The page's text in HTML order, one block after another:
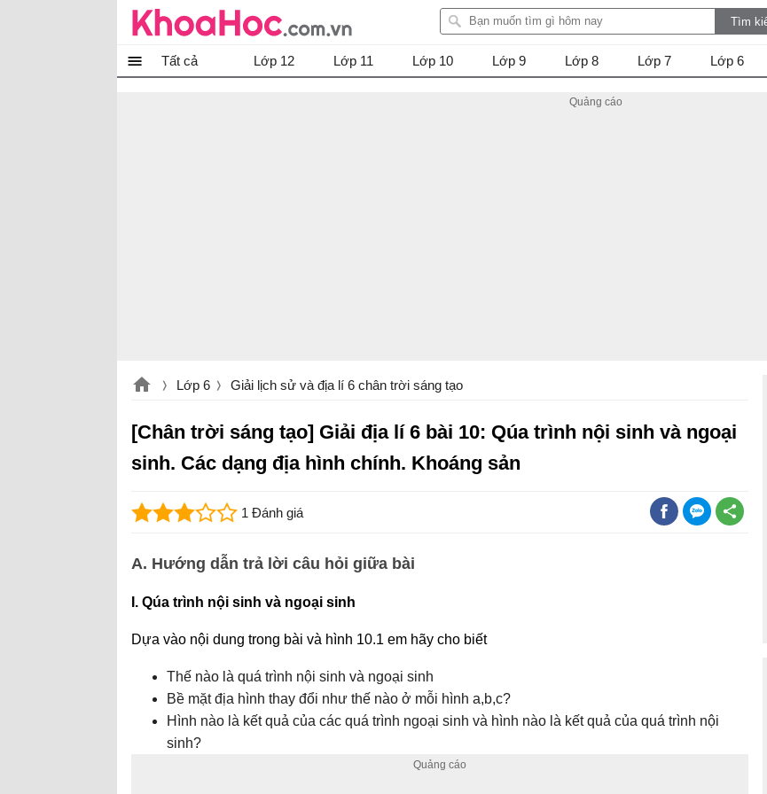
Tất cả Lớp 12 Lớp 11 Lớp 10 Lớp 9 Lớp 8 Lớp 7 Lớp 6
Lớp 6 Giải lịch sử và địa lí 6 chân trời sáng tạo
[Chân trời sáng tạo] Giải địa lí 6 bài 10: Qúa trình nội sinh và ngoại
sinh. Các dạng địa hình chính. Khoáng sản
1 Đánh giá
A. Hướng dẫn trả lời câu hỏi giữa bài
I. Qúa trình nội sinh và ngoại sinh
Dựa vào nội dung trong bài và hình 10.1 em hãy cho biết
Thế nào là quá trình nội sinh và ngoại sinh
Bề mặt địa hình thay đổi như thế nào ở mỗi hình a,b,c?
Hình nào là kết quả của các quá trình ngoại sinh và hình nào là kết quả của quá trình nội
sinh?